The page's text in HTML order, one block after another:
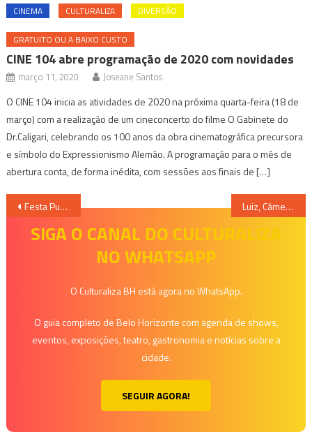
CINEMA CULTURALIZA DIVERSÃO
GRATUITO OU A BAIXO CUSTO
CINE 104 abre programação de 2020 com novidades
março 11, 2020 Joseane Santos
O CINE 104 inicia as atividades de 2020 na próxima quarta-feira (18 de
março) com a realização de um cineconcerto do filme O Gabinete do
Dr.Caligari, celebrando os 100 anos da obra cinematográfica precursora
e símbolo do Expressionismo Alemão. A programação para o mês de
abertura conta, de forma inédita, com sessões aos finais de […]
Navegação
Festa Puta Farra em BH Luiz, Câmera, Ação: Um estranho desejo, diferente do original
SIGA O CANAL DO CULTURALIZA
NO WHATSAPP
O Culturaliza BH está agora no WhatsApp.
O guia completo de Belo Horizonte com agenda de shows,
eventos, exposições, teatro, gastronomia e notícias sobre a
cidade.
SEGUIR AGORA!